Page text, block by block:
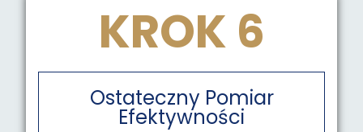
KROK 6
Ostateczny Pomiar
Efektywności